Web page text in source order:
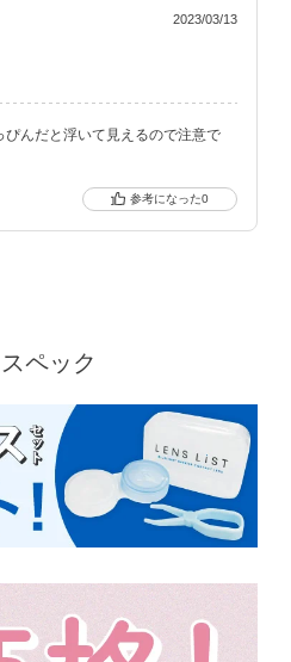
2023/03/13
んだと浮いて見えるので注意で
0
スペック
クーポン詳細